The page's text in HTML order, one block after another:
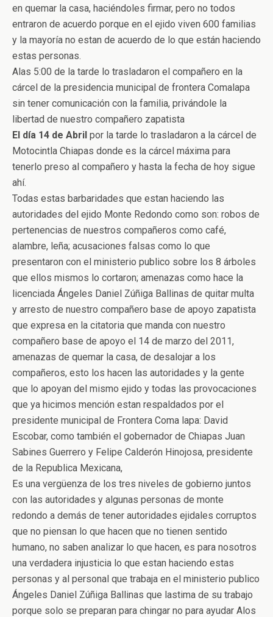
en quemar la casa, haciéndoles firmar, pero no todos
entraron de acuerdo porque en el ejido viven 600 familias
y la mayoría no estan de acuerdo de lo que están haciendo
estas personas.
Alas 5:00 de la tarde lo trasladaron el compañero en la
cárcel de la presidencia municipal de frontera Comalapa
sin tener comunicación con la familia, privándole la
libertad de nuestro compañero zapatista
El día 14 de Abril por la tarde lo trasladaron a la cárcel de
Motocintla Chiapas donde es la cárcel máxima para
tenerlo preso al compañero y hasta la fecha de hoy sigue
ahí.
Todas estas barbaridades que estan haciendo las
autoridades del ejido Monte Redondo como son: robos de
pertenencias de nuestros compañeros como café,
alambre, leña; acusaciones falsas como lo que
presentaron con el ministerio publico sobre los 8 árboles
que ellos mismos lo cortaron; amenazas como hace la
licenciada Ángeles Daniel Zúñiga Ballinas de quitar multa
y arresto de nuestro compañero base de apoyo zapatista
que expresa en la citatoria que manda con nuestro
compañero base de apoyo el 14 de marzo del 2011,
amenazas de quemar la casa, de desalojar a los
compañeros, esto los hacen las autoridades y la gente
que lo apoyan del mismo ejido y todas las provocaciones
que ya hicimos mención estan respaldados por el
presidente municipal de Frontera Coma lapa: David
Escobar, como también el gobernador de Chiapas Juan
Sabines Guerrero y Felipe Calderón Hinojosa, presidente
de la Republica Mexicana,
Es una vergüenza de los tres niveles de gobierno juntos
con las autoridades y algunas personas de monte
redondo a demás de tener autoridades ejidales corruptos
que no piensan lo que hacen que no tienen sentido
humano, no saben analizar lo que hacen, es para nosotros
una verdadera injusticia lo que estan haciendo estas
personas y al personal que trabaja en el ministerio publico
Ángeles Daniel Zúñiga Ballinas que lastima de su trabajo
porque solo se preparan para chingar no para ayudar Alos